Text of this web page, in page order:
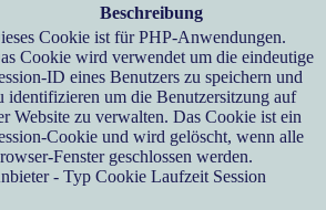
Beschreibung
Cookie ist für PHP-Anwendungen.
Cookie wird verwendet um die eindeutige
ID eines Benutzers zu speichern und
identifizieren um die Benutzersitzung auf
Website zu verwalten. Das Cookie ist ein
Cookie und wird gelöscht, wenn alle
Fenster geschlossen werden.
- Typ Cookie Laufzeit Session